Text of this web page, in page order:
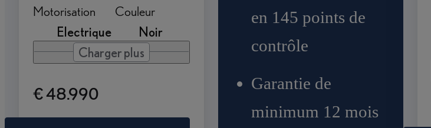
Motorisation
Electrique
Couleur
Noir
Charger plus
€ 48.990
en 145 points de
contrôle
Garantie de
minimum 12 mois